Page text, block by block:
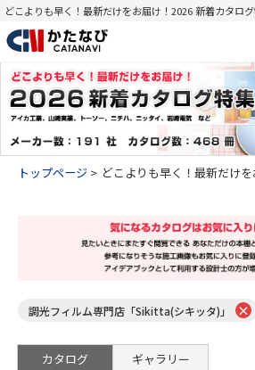
どこよりも早く！最新だけをお届け！2026 新着カタロ
トップページ どこよりも早く！最新だけ
調光フィルム専門店「Sikitta(シキッタ)」 ×
カタログ ギャラリー